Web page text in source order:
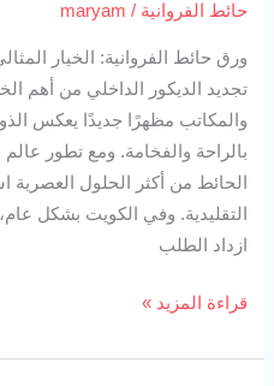
حائط الفروانية /
maryam
ورق حائط الفروانية: الخيار
تجديد الديكور الداخلي من أهم
والمكاتب مظهرًا جديدًا يعكس
بالراحة والفخامة. ومع تطور
الحائط من أكثر الحلول العصرية
التقليدية. وفي الكويت بشكل
ازداد الطلب
قراءة المزيد »